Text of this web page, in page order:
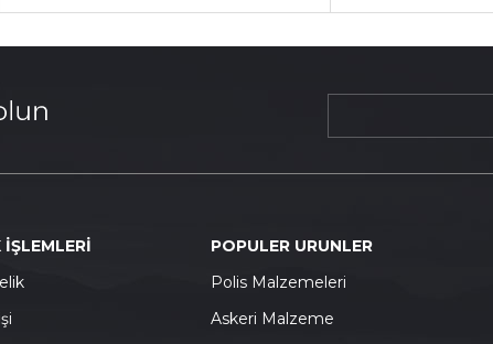
İŞLEMLERİ POPULER URUNLER
Polis Malzemeleri
Askeri Malzeme